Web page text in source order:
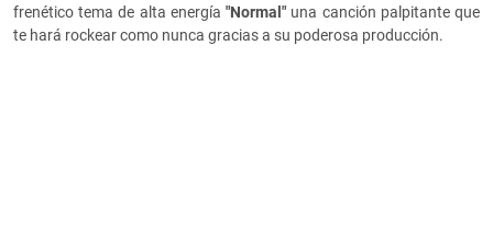
frenético tema de alta energía"Normal" una canción palpitante que
te hará rockear como nunca gracias a su poderosa producción.